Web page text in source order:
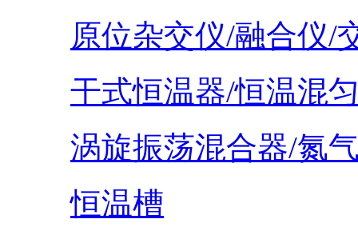
原位杂交仪/融合仪/
干式恒温器/恒温混
涡旋振荡混合器/氮
恒温槽